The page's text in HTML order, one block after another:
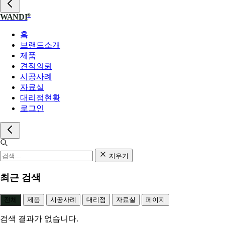
WANDI®
홈
브랜드소개
제품
견적의뢰
시공사례
자료실
대리점현황
로그인
지우기
최근 검색
전체 제품 시공사례 대리점 자료실 페이지
검색 결과가 없습니다.